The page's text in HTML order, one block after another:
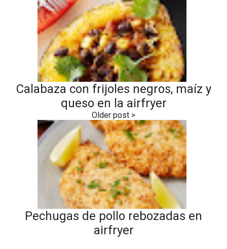
Calabaza con frijoles negros, maíz y
queso en la airfryer
Pechugas de pollo rebozadas en
airfryer